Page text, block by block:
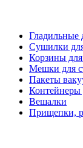
Гладильные
Сушилки
Корзины для
Мешки для
Пакеты
Контейнеры
Вешалки
Прищепки,